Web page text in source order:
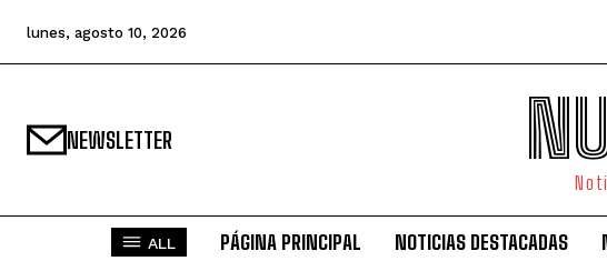
lunes, agosto 10, 2026
NEWSLETTER
ALL PÁGINA PRINCIPAL NOTICIAS DESTACADAS